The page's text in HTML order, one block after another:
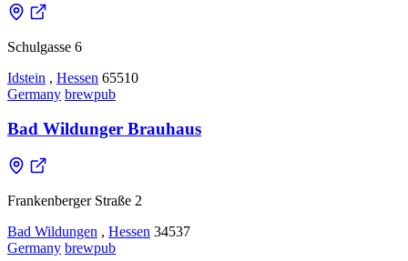
Schulgasse 6
Idstein , Hessen 65510
Germany brewpub
Bad Wildunger Brauhaus
Frankenberger Straße 2
Bad Wildungen , Hessen 34537
Germany brewpub